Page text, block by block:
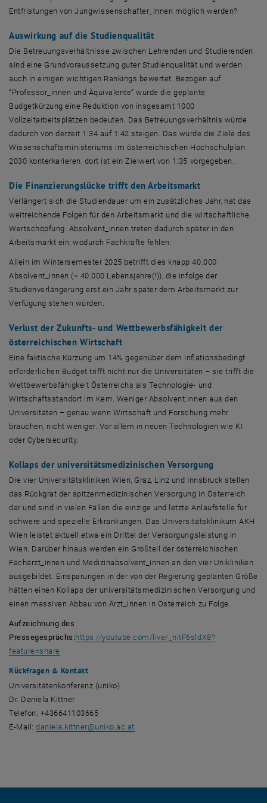
Entfristungen von Jungwissenschafter_innen möglich werden?
Auswirkung auf die Studienqualität
Die Betreuungsverhältnisse zwischen Lehrenden und Studierenden
sind eine Grundvoraussetzung guter Studienqualität und werden
auch in einigen wichtigen Rankings bewertet. Bezogen auf
“Professor_innen und Äquivalente” würde die geplante
Budgetkürzung eine Reduktion von insgesamt 1000
Vollzeitarbeitsplätzen bedeuten. Das Betreuungsverhältnis würde
dadurch von derzeit 1:34 auf 1:42 steigen. Das würde die Ziele des
Wissenschaftsministeriums im österreichischen Hochschulplan
2030 konterkarieren, dort ist ein Zielwert von 1:35 vorgegeben.
Die Finanzierungslücke trifft den Arbeitsmarkt
Verlängert sich die Studiendauer um ein zusätzliches Jahr, hat das
weitreichende Folgen für den Arbeitsmarkt und die wirtschaftliche
Wertschöpfung. Absolvent_innen treten dadurch später in den
Arbeitsmarkt ein, wodurch Fachkräfte fehlen.
Allein im Wintersemester 2025 betrifft dies knapp 40.000
Absolvent_innen (= 40.000 Lebensjahre(!)), die infolge der
Studienverlängerung erst ein Jahr später dem Arbeitsmarkt zur
Verfügung stehen würden.
Verlust der Zukunfts- und Wettbewerbsfähigkeit der
österreichischen Wirtschaft
Eine faktische Kürzung um 14% gegenüber dem inflationsbedingt
erforderlichen Budget trifft nicht nur die Universitäten – sie trifft die
Wettbewerbsfähigkeit Österreichs als Technologie- und
Wirtschaftsstandort im Kern. Weniger Absolvent:innen aus den
Universitäten – genau wenn Wirtschaft und Forschung mehr
brauchen, nicht weniger. Vor allem in neuen Technologien wie KI
oder Cybersecurity.
Kollaps der universitätsmedizinischen Versorgung
Die vier Universitätskliniken Wien, Graz, Linz und Innsbruck stellen
das Rückgrat der spitzenmedizinischen Versorgung in Österreich
dar und sind in vielen Fällen die einzige und letzte Anlaufstelle für
schwere und spezielle Erkrankungen. Das Universitätsklinikum AKH
Wien leistet aktuell etwa ein Drittel der Versorgungsleistung in
Wien. Darüber hinaus werden ein Großteil der österreichischen
Fachärzt_innen und Medizinabsolvent_innen an den vier Unikliniken
ausgebildet. Einsparungen in der von der Regierung geplanten Größe
hätten einen Kollaps der universitätsmedizinischen Versorgung und
einen massiven Abbau von Ärzt_innen in Österreich zu Folge.
Aufzeichnung des
Pressegesprächs:https://youtube.com/live/_nitF6sldX8?
feature=share, öffnet eine externe URL in einem neuen Fenster
Rückfragen & Kontakt
Universitätenkonferenz (uniko)
Dr. Daniela Kittner
Telefon: +436641103665
E-Mail:daniela.kittner@uniko.ac.at